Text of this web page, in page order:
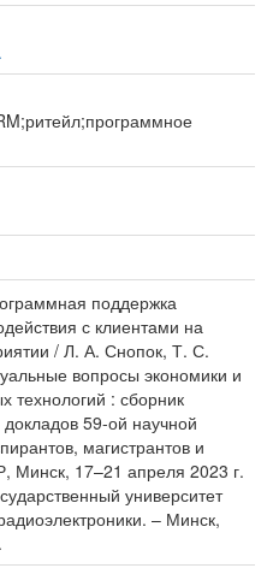
поддержка
с клиентами на
/ Л. А. Снопок, Т. С.
вопросы экономики и
технологий : сборник
докладов 59-ой научной
магистрантов и
Минск, 17–21 апреля 2023 г.
университет
– Минск,